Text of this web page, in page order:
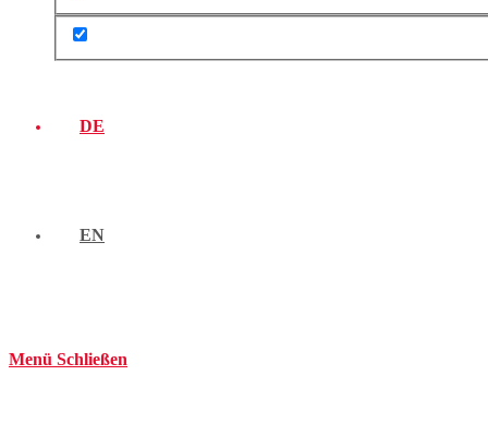
DE
EN
Menü Schließen